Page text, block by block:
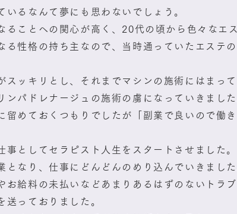
るなんて夢にも思わないでしょう。
ることへの関心が高く、20代の頃から色々なエ
る性格の持ち主なので、当時通っていたエステ
スッキリとし、それまでマシンの施術にはまっ
パドレナージュの施術の虜になっていきました
留めておくつもりでしたが「副業で良いので働
事としてセラピスト人生をスタートさせました。
なり、仕事にどんどんのめり込んでいきました
給料の未払いなどあまりあるはずのないトラ
送っておりました。